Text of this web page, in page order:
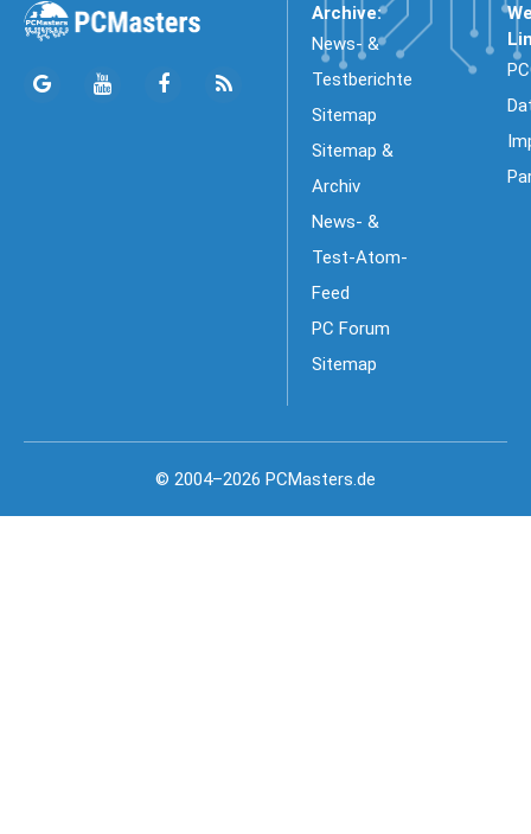
Archive:
News- &
Testberichte
Sitemap
Sitemap &
Archiv
News- &
Test-Atom-
Feed
PC Forum
Sitemap
© 2004–2026 PCMasters.de